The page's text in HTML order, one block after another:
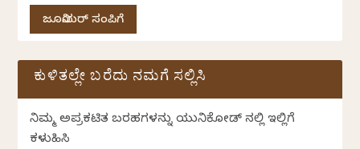
ಜೂನಿಯರ್ ಸಂಪಿಗೆ
ಕುಳಿತಲ್ಲೇ ಬರೆದು ನಮಗೆ ಸಲ್ಲಿಸಿ
ನಿಮ್ಮ ಅಪ್ರಕಟಿತ ಬರಹಗಳನ್ನು ಯುನಿಕೋಡ್ ನಲ್ಲಿ ಇಲ್ಲಿಗೆ
ಕಳುಹಿಸಿ